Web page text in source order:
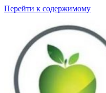
Перейти к содержимому